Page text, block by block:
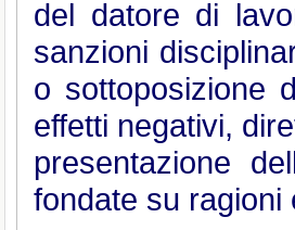
del datore di
sanzioni
o sottoposizione
effetti negativi,
presentazione
fondate su